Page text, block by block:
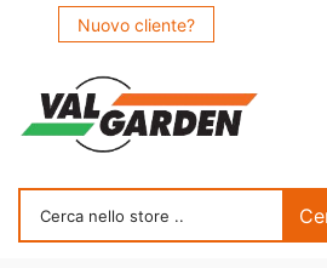
Nuovo cliente?